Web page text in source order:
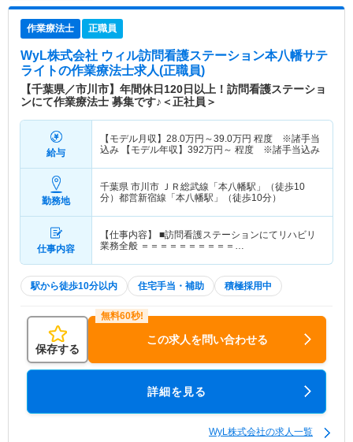
作業療法士 正職員
WyL株式会社 ウィル訪問看護ステーション本八幡サテ
ライトの作業療法士求人(正職員)
【千葉県／市川市】年間休日120日以上！訪問看護ステーショ
ンにて作業療法士 募集です♪＜正社員＞
給与
【モデル月収】 28.0万円～39.0万円 程度 ※諸手当
込み 【モデル年収】 392万円～ 程度 ※諸手当込み
勤務地
千葉県 市川市 ＪＲ総武線「本八幡駅」（徒歩10
分）都営新宿線「本八幡駅」（徒歩10分）
仕事内容
【仕事内容】 ■訪問看護ステーションにてリハビリ
業務全般 ＝＝＝＝＝＝＝＝＝＝…
駅から徒歩10分以内 住宅手当・補助 積極採用中
保存する
この求人を問い合わせる
詳細を見る
WyL株式会社の求人一覧